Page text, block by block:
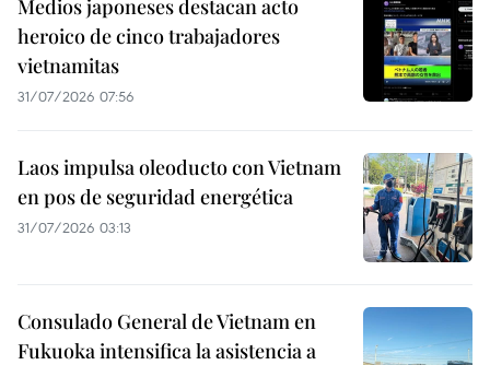
Medios japoneses destacan acto
heroico de cinco trabajadores
vietnamitas
31/07/2026 07:56
Laos impulsa oleoducto con Vietnam
en pos de seguridad energética
31/07/2026 03:13
Consulado General de Vietnam en
Fukuoka intensifica la asistencia a